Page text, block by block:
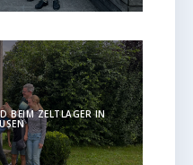
BEIM ZELTLAGER IN